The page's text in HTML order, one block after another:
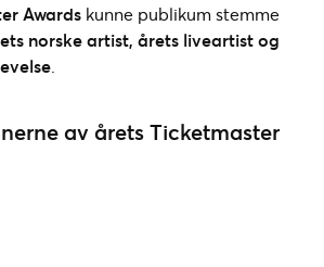
Awards kunne publikum stemme
norske artist, årets liveartist og
av årets Ticketmaster